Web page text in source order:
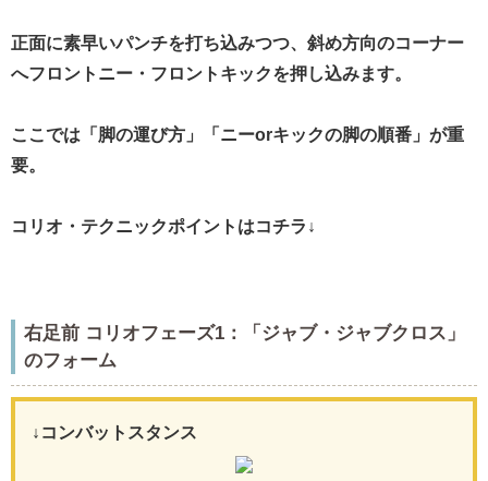
正面に素早いパンチを打ち込みつつ、斜め方向のコーナー
へフロントニー・フロントキックを押し込みます。
ここでは「脚の運び方」「ニーorキックの脚の順番」が重
要。
コリオ・テクニックポイントはコチラ↓
右足前 コリオフェーズ1：「ジャブ・ジャブクロス」
のフォーム
↓コンバットスタンス